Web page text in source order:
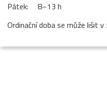
Pátek:
8–⁠13 h
Ordinační doba se může lišit